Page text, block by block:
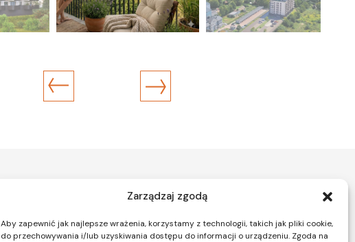
Zarządzaj zgodą
Aby zapewnić jak najlepsze wrażenia, korzystamy z technologii, takich jak pliki cookie,
do przechowywania i/lub uzyskiwania dostępu do informacji o urządzeniu. Zgoda na